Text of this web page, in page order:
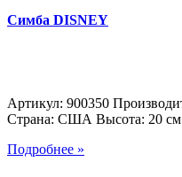
Симба DISNEY
Артикул: 900350
Страна: США Высота: 20
Подробнее »